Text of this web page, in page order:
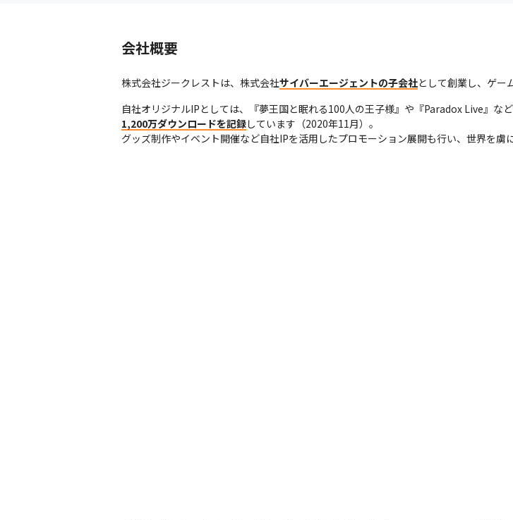
会社概要
株式会社ジークレストは、株式会社サイバーエージェントの子会社として創業し、ゲー
自社オリジナルIPとしては、『夢王国と眠れる100人の王子様』や『Paradox Live』など
1,200万ダウンロードを記録しています（2020年11月）。
グッズ制作やイベント開催など自社IPを活用したプロモーション展開も行い、世界を虜